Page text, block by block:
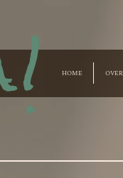
HOME